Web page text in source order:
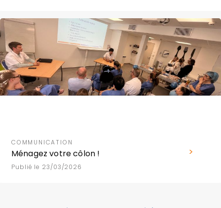
COMMUNICATION
Ménagez votre côlon !
Publié le 23/03/2026